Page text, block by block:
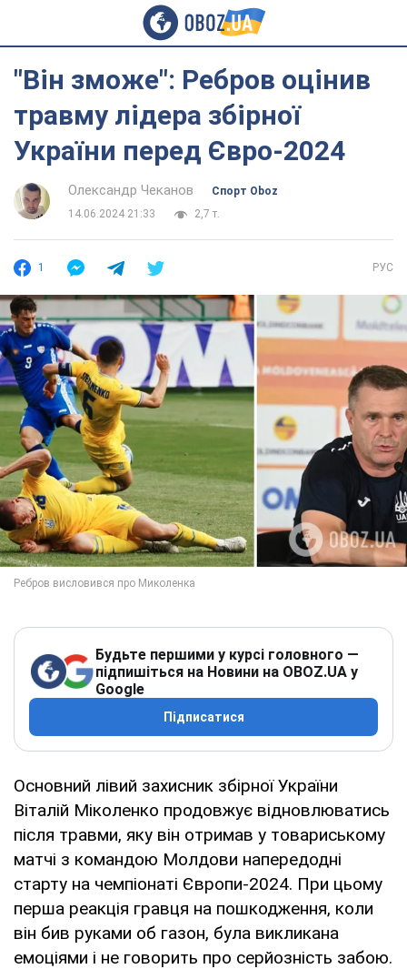
"Він зможе": Ребров оцінив
травму лідера збірної
України перед Євро-2024
Олександр Чеканов
Спорт Oboz
14.06.2024 21:33
2,7 т.
1 РУС
Будьте першими у курсі головного —
підпишіться на Новини на OBOZ.UA у
Google
Підписатися
Основний лівий захисник збірної України
Віталій Міколенко продовжує відновлюватись
після травми, яку він отримав у товариському
матчі з командою Молдови напередодні
старту на чемпіонаті Європи-2024. При цьому
перша реакція гравця на пошкодження, коли
він бив руками об газон, була викликана
емоціями і не говорить про серйозність забою.